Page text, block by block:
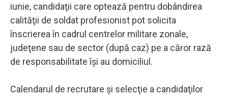
iunie, candidaţii care optează pentru dobândirea
calităţii de soldat profesionist pot solicita
înscrierea în cadrul centrelor militare zonale,
judeţene sau de sector (după caz) pe a căror rază
de responsabilitate îşi au domiciliul.
Calendarul de recrutare şi selecţie a candidaţilor